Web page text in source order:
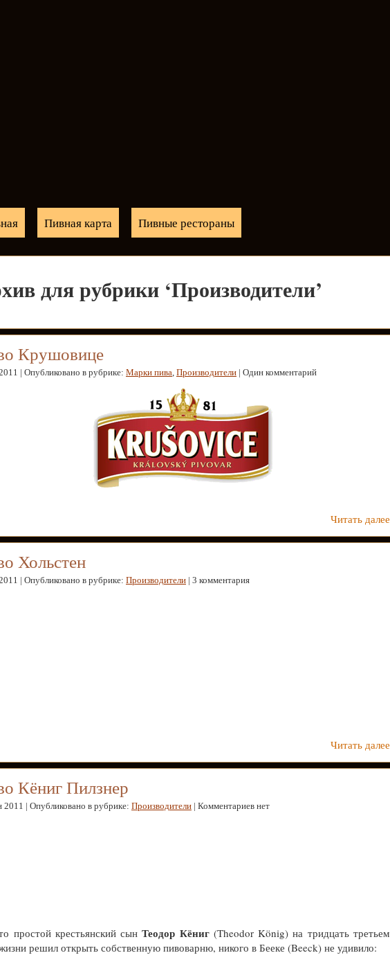
Пивная карта Пивные рестораны
для рубрики ‘Производители’
Крушовице
| Опубликовано в рубрике: Марки пива, Производители | Один комментарий
Читать далее
Хольстен
| Опубликовано в рубрике: Производители | 3 комментария
Читать далее
Кёниг Пилзнер
2011 | Опубликовано в рубрике: Производители | Комментариев нет
простой крестьянский сынТеодор Кёниг(Theodor König) на тридцать третьем
решил открыть собственную пивоварню, никого в Бееке (Beeck) не удивило: